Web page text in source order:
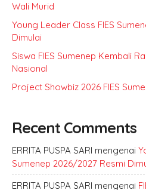
Wali Murid
Young Leader Class FIES
Dimulai
Siswa FIES Sumenep Kembali
Nasional
Project Showbiz 2026 FIES
Recent Comments
ERRITA PUSPA SARI mengenai
Sumenep 2026/2027 Resmi
ERRITA PUSPA SARI mengenai